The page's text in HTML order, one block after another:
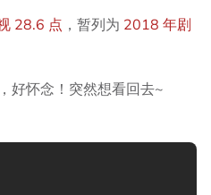
28.6 点 ，暂列为 2018 年剧
好怀念！突然想看回去~